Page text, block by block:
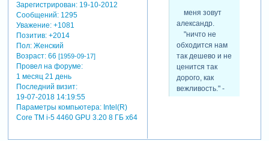
Зарегистрирован: 19-10-2012
Сообщений:1295
Уважение: +1081
Позитив: +2014
Пол:Женский
Возраст:66 [1959-09-17]
Провел на форуме:
1 месяц 21 день
Последний визит:
19-07-2018 14:19:55
Параметры компьютера:Intel(R)
Core TM i-5 4460 GPU 3.20 8 ГБ х64
меня зовут
александр.
"ничто не
обходится нам
так дешево и не
ценится так
дорого, как
вежливость." -
м. сервантес